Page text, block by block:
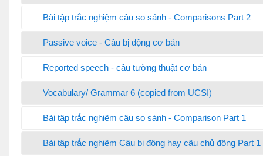
Bài tập trắc nghiệm câu so sánh - Comparisons Part 2
Passive voice - Câu bị động cơ bản
Reported speech - câu tường thuật cơ bản
Vocabulary/ Grammar 6 (copied from UCSI)
Bài tập trắc nghiệm câu so sánh - Comparison Part 1
Bài tập trắc nghiệm Câu bị động hay câu chủ động Part 1